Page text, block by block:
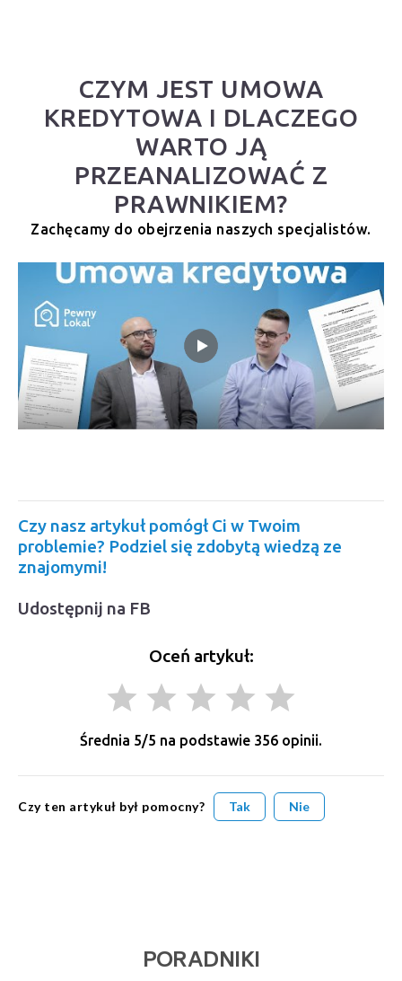
CZYM JEST UMOWA
KREDYTOWA I DLACZEGO
WARTO JĄ
PRZEANALIZOWAĆ Z
PRAWNIKIEM?
Zachęcamy do obejrzenia naszych specjalistów.
Czy nasz artykuł pomógł Ci w Twoim
problemie? Podziel się zdobytą wiedzą ze
znajomymi!
Udostępnij na FB
Oceń artykuł:
grade grade grade grade grade
Średnia 5/5 na podstawie 356 opinii.
Czy ten artykuł był pomocny? Tak Nie
PORADNIKI